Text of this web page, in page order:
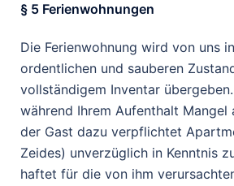
§ 5 Ferienwohnungen
Die Ferienwohnung wird von uns
ordentlichen und sauberen
vollständigem Inventar
während Ihrem Aufenthalt Mangel
der Gast dazu verpflichtet
Zeides) unverzüglich in Kenntnis
haftet für die von ihm